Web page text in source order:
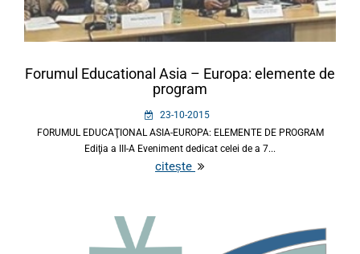
Forumul Educational Asia – Europa: elemente de
program
23-10-2015
FORUMUL EDUCAŢIONAL ASIA-EUROPA: ELEMENTE DE PROGRAM
Ediţia a III-A Eveniment dedicat celei de a 7...
citește